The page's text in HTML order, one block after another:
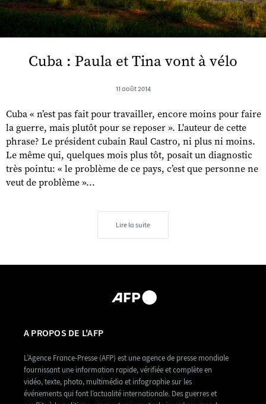
Cuba : Paula et Tina vont à vélo
11 août 2014
Cuba « n’est pas fait pour travailler, encore moins pour faire
la guerre, mais plutôt pour se reposer ». L'auteur de cette
phrase? Le président cubain Raul Castro, ni plus ni moins.
Le même qui, quelques mois plus tôt, posait un diagnostic
très pointu: « le problème de ce pays, c’est que personne ne
veut de problème »...
Lire la suite
A PROPOS DE L'AFP
L’Agence France-Presse (AFP) est une agence de presse mondiale
fournissant une information rapide, vérifiée et complète en
vidéo, texte, photo, multimédia et infographie sur les
événements qui font l’actualité internationale. Des guerres et